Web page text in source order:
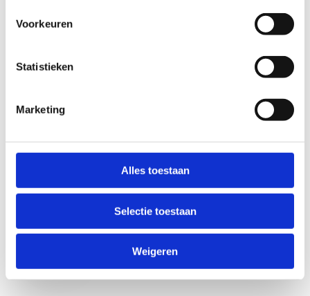
Voorkeuren
Statistieken
Marketing
Alles toestaan
Selectie toestaan
Weigeren
Anti-Robot Verification
Click to start verification
Verzend